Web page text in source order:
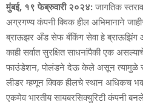
मुंबई, १९ फेब्रुवारी २०२४: जागतिक
अग्रगण्य कंपनी क्विक हील अभिमानाने
ब्राऊझर अँड सेफ बँकिंग सेवा हे ब्राऊझिंग
काही सर्वात सुरक्षित साधनांपैकी एक
फाउंडेशन, पोलंडने देऊ केले असून त्यामुळे
लीडर म्हणून क्विक हीलचे स्थान अधिकच
एकमेव भारतीय सायबरसिक्युरिटी कंपनी